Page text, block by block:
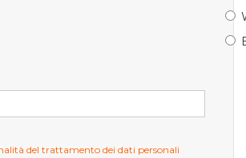
del trattamento dei dati personali